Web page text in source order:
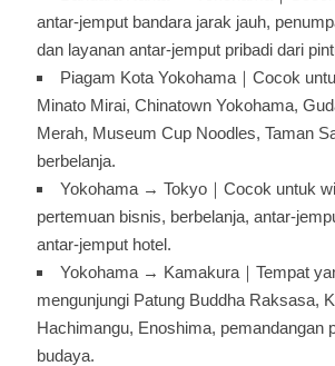
antar-jemput bandara jarak jauh,
dan layanan antar-jemput pribadi dari
Piagam Kota Yokohama｜Cocok
Minato Mirai, Chinatown Yokohama,
Merah, Museum Cup Noodles, Taman
berbelanja.
Yokohama → Tokyo｜Cocok untuk
pertemuan bisnis, berbelanja, antar-
antar-jemput hotel.
Yokohama → Kamakura｜Tempat
mengunjungi Patung Buddha Raksasa,
Hachimangu, Enoshima, pemandangan
budaya.